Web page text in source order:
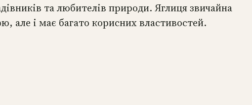
та любителів природи. Яглиця звичайна
але і має багато корисних властивостей.